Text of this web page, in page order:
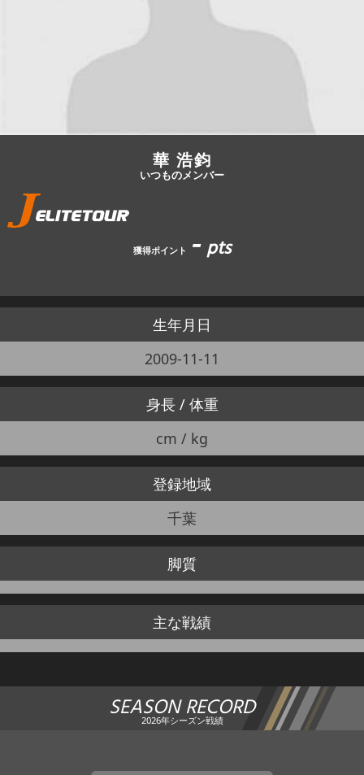
エントリー
JBCF ROAD SERIESとは
華 浩鈞
いつものメンバー
獲得ポイント -pts
生年月日
2009-11-11
身長 / 体重
cm / kg
登録地域
千葉
脚質
主な戦績
SEASON RECORD
2026年シーズン戦績